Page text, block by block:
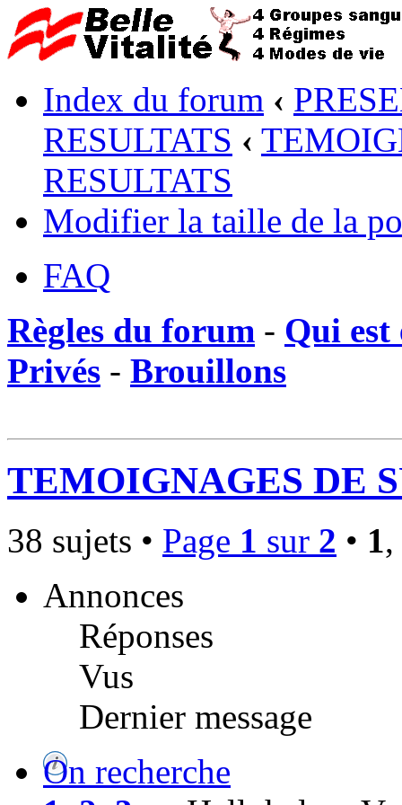
Index du forum ‹
RESULTATS ‹
RESULTATS
Modifier la taille de la
FAQ
Règles du forum - Qui est
Privés - Brouillons
TEMOIGNAGES DE
38 sujets • Page 1 sur 2 • 1,
Annonces
Réponses
Vus
Dernier message
On recherche